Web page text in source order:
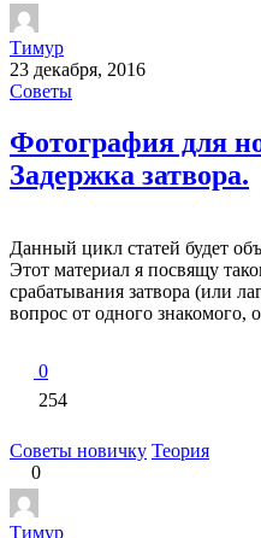
Тимур
23 декабря, 2016
Советы
Фотография для
Задержка затвора.
Данный цикл статей будет
Этот материал я посвящу
срабатывания затвора (или
вопрос от одного знакомого,
0
254
Советы новичку Теория
0
Тимур